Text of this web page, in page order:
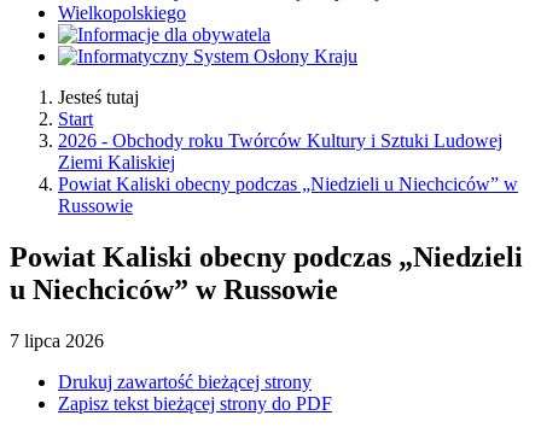
Jesteś tutaj
Start
2026 - Obchody roku Twórców Kultury i Sztuki Ludowej
Ziemi Kaliskiej
Powiat Kaliski obecny podczas „Niedzieli u Niechciców” w
Russowie
Powiat Kaliski obecny podczas „Niedzieli
u Niechciców” w Russowie
7 lipca 2026
Drukuj zawartość bieżącej strony
Zapisz tekst bieżącej strony do PDF